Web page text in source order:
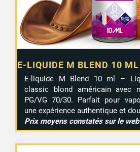
E-LIQUIDE M BLEND 10
E-liquide M Blend 10 ml –
classic blond américain avec
PG/VG 70/30. Parfait pour
une expérience authentique et
Prix moyens constatés sur le